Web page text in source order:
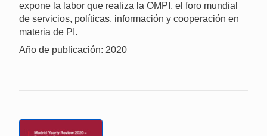
expone la labor que realiza la OMPI, el foro mundial
de servicios, políticas, información y cooperación en
materia de PI.
Año de publicación: 2020